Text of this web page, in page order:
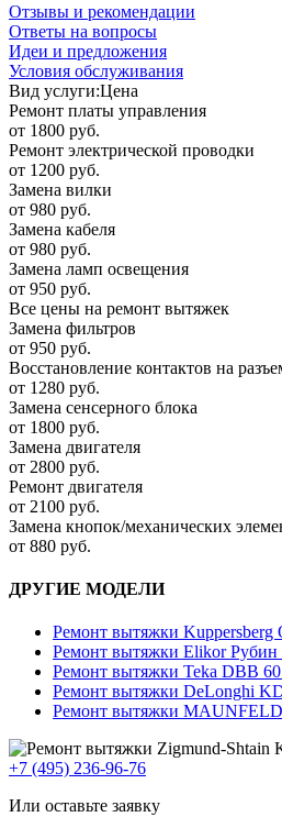
Отзывы и рекомендации
Ответы на вопросы
Идеи и предложения
Условия обслуживания
Вид услуги:Цена
Ремонт платы управления
от 1800 руб.
Ремонт электрической проводки
от 1200 руб.
Замена вилки
от 980 руб.
Замена кабеля
от 980 руб.
Замена ламп освещения
от 950 руб.
Все цены на ремонт вытяжек
Замена фильтров
от 950 руб.
Восстановление контактов на
от 1280 руб.
Замена сенсерного блока
от 1800 руб.
Замена двигателя
от 2800 руб.
Ремонт двигателя
от 2100 руб.
Замена кнопок/механических
от 880 руб.
ДРУГИЕ МОДЕЛИ
Ремонт вытяжки
Ремонт вытяжки Elikor Рубин
Ремонт вытяжки Teka DBB
Ремонт вытяжки DeLonghi
Ремонт вытяжки MAUNFELD
+7 (495) 236-96-76
Или оставьте заявку